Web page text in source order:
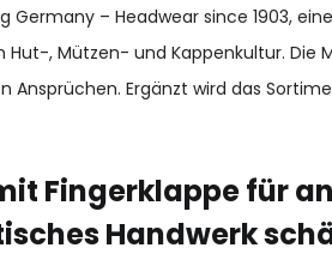
Germany – Headwear since 1903,
Hut-, Mützen- und Kappenkultur.
Ansprüchen. Ergänzt wird das
Fingerklappe für
Handwerk